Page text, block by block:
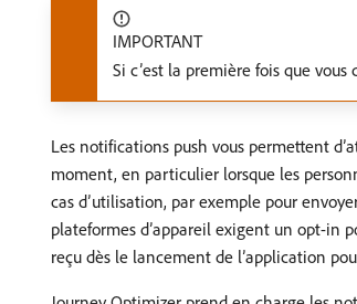
IMPORTANT
Si c’est la première fois que
Les notifications push vous permettent
moment, en particulier lorsque les
cas d’utilisation, par exemple pour
plateformes d’appareil exigent un opt-in
reçu dès le lancement de lʼapplication